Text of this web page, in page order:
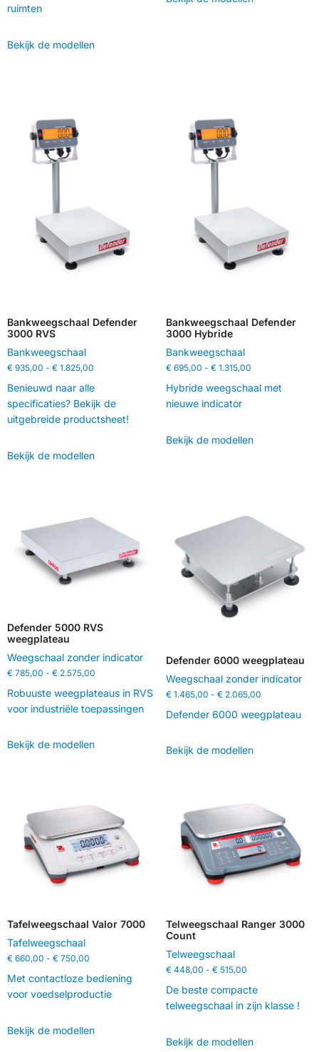
ruimten
Bekijk de modellen
Bankweegschaal Defender
3000 RVS
Bankweegschaal
€ 935,00 - € 1.825,00
Benieuwd naar alle
specificaties? Bekijk de
uitgebreide productsheet!
Bekijk de modellen
Bankweegschaal Defender
3000 Hybride
Bankweegschaal
€695,00 - €1.315,00
Hybride weegschaal met
nieuwe indicator
Bekijk de modellen
Defender 5000 RVS
weegplateau
Weegschaal zonder indicator
€ 785,00 - € 2.575,00
Robuuste weegplateaus in RVS
voor industriële toepassingen
Bekijk de modellen
Defender 6000 weegplateau
Weegschaal zonder indicator
€1.465,00 - €2.065,00
Defender 6000 weegplateau
Bekijk de modellen
Tafelweegschaal Valor 7000
Tafelweegschaal
€ 660,00 - € 750,00
Met contactloze bediening
voor voedselproductie
Bekijk de modellen
Telweegschaal Ranger 3000
Count
Telweegschaal
€448,00 - €515,00
De beste compacte
telweegschaal in zijn klasse !
Bekijk de modellen